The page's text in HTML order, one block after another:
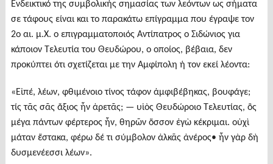
Ενδεικτικό της συμβολικής σημασίας των λεόντων ως σήματα
σε τάφους είναι και το παρακάτω επίγραμμα που έγραψε τον
2ο αι. μ.Χ. ο επιγραμματοποιός Αντίπατρος ο Σιδώνιος για
κάποιον Τελευτία του Θευδώρου, ο οποίος, βέβαια, δεν
προκύπτει ότι σχετίζεται με την Αμφίπολη ή τον εκεί λέοντα:
«Εἰπέ, λέων, φθιμένοιο τίνος τάφον ἀμφιβέβηκας, βουφάγε;
τίς τᾶς σᾶς ἄξιος ἦν ἀρετᾶς; — υἱὸς Θευδώροιο Τελευτίας, ὃς
μέγα πάντων φέρτερος ἦν, θηρῶν ὅσσον ἐγὼ κέκριμαι. οὐχὶ
μάταν ἕστακα, φέρω δέ τι σύμβολον ἀλκᾶς ἀνέρος• ἦν γὰρ δὴ
δυσμενέεσσι λέων».